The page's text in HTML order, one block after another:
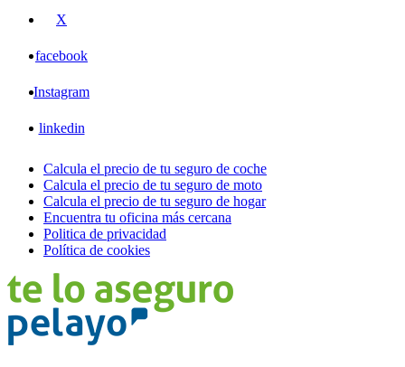
X
facebook
Instagram
linkedin
Calcula el precio de tu seguro de coche
Calcula el precio de tu seguro de moto
Calcula el precio de tu seguro de hogar
Encuentra tu oficina más cercana
Politica de privacidad
Política de cookies